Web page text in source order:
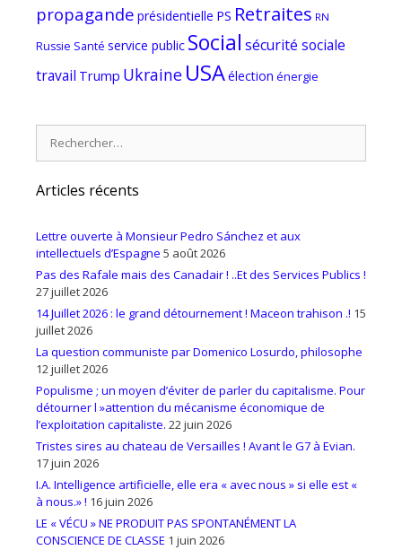
propagande présidentielle PS Retraites RN
Russie Santé service public Social sécurité sociale
travail Trump Ukraine USAélection énergie
Articles récents
Lettre ouverte à Monsieur Pedro Sánchez et aux
intellectuels d’Espagne 5 août 2026
Pas des Rafale mais des Canadair ! ..Et des Services Publics !
27 juillet 2026
14 Juillet 2026 : le grand détournement ! Maceon trahison .! 15
juillet 2026
La question communiste par Domenico Losurdo, philosophe
12 juillet 2026
Populisme ; un moyen d’éviter de parler du capitalisme. Pour
détourner l »attention du mécanisme économique de
l’exploitation capitaliste. 22 juin 2026
Tristes sires au chateau de Versailles ! Avant le G7 à Evian.
17 juin 2026
I.A. Intelligence artificielle, elle era « avec nous » si elle est «
à nous.» ! 16 juin 2026
LE « VÉCU » NE PRODUIT PAS SPONTANÉMENT LA
CONSCIENCE DE CLASSE 1 juin 2026